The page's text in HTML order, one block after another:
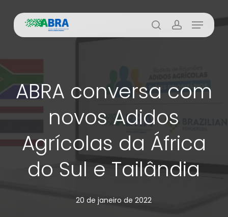
main
buscaaccount
Menu
ABRA conversa com
novos Adidos
Agrícolas da África
do Sul e Tailândia
20 de janeiro de 2022